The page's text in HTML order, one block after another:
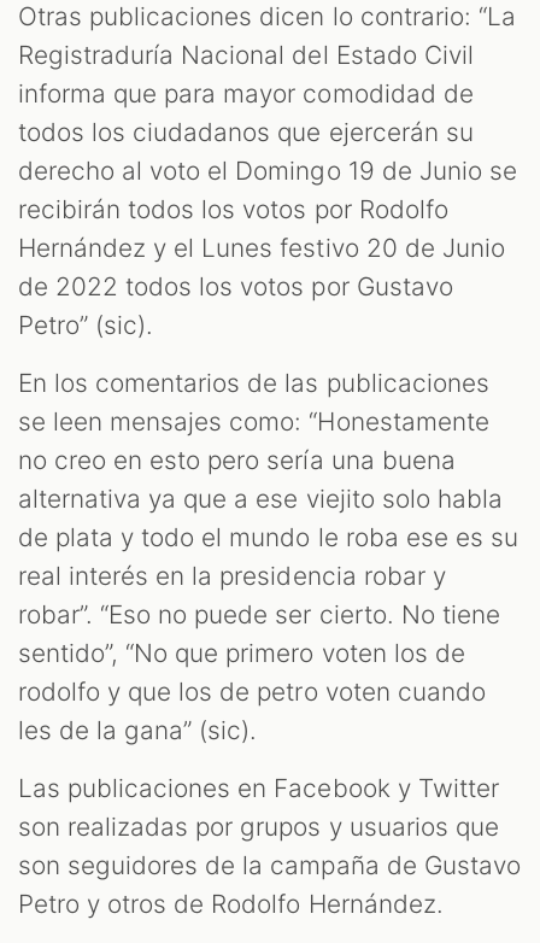
Otras publicaciones dicen lo contrario: “La
Registraduría Nacional del Estado Civil
informa que para mayor comodidad de
todos los ciudadanos que ejercerán su
derecho al voto el Domingo 19 de Junio se
recibirán todos los votos por Rodolfo
Hernández y el Lunes festivo 20 de Junio
de 2022 todos los votos por Gustavo
Petro” (sic).
En los comentarios de las publicaciones
se leen mensajes como: “Honestamente
no creo en esto pero sería una buena
alternativa ya que a ese viejito solo habla
de plata y todo el mundo le roba ese es su
real interés en la presidencia robar y
robar”. “Eso no puede ser cierto. No tiene
sentido”, “No que primero voten los de
rodolfo y que los de petro voten cuando
les de la gana” (sic).
Las publicaciones en Facebook y Twitter
son realizadas por grupos y usuarios que
son seguidores de la campaña de Gustavo
Petro y otros de Rodolfo Hernández.